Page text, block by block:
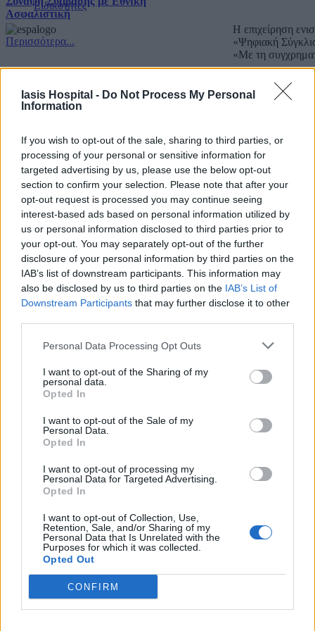
Iasis Hospital - Do Not Process My Personal
Information
If you wish to opt-out of the sale, sharing to third parties, or
processing of your personal or sensitive information for
targeted advertising by us, please use the below opt-out
section to confirm your selection. Please note that after your
opt-out request is processed you may continue seeing
interest-based ads based on personal information utilized by
us or personal information disclosed to third parties prior to
your opt-out. You may separately opt-out of the further
disclosure of your personal information by third parties on the
IAB’s list of downstream participants. This information may
also be disclosed by us to third parties on the IAB’s List of
Downstream Participants that may further disclose it to other
Personal Data Processing Opt Outs
I want to opt-out of the Sharing of my
personal data.
Opted In
I want to opt-out of the Sale of my
Personal Data.
Opted In
I want to opt-out of processing my
Personal Data for Targeted Advertising.
Opted In
I want to opt-out of Collection, Use,
Retention, Sale, and/or Sharing of my
Personal Data that Is Unrelated with the
Purposes for which it was collected.
Opted Out
CONFIRM
Ασφαλιστική
Περισσότερα...
Ειδικότητες
Η επιχείρηση
«Ψηφιακή
«Με τη